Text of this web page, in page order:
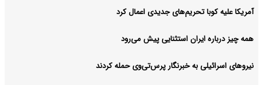
آمریکا علیه کوبا تحریم‌های جدیدی اعمال کرد
همه چیز درباره ایران استثنایی پیش می‌رود
نیروهای اسرائیلی به خبرنگار پرس‌تی‌وی حمله کردند